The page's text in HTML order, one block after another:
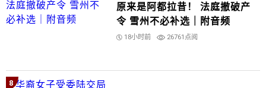
原来是阿都拉昔！ 法庭撤破产
令 雪州不必补选｜附音频
18小时前 26761点阅
8